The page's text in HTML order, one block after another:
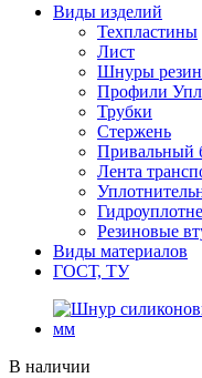
Виды изделий
Техпластины
Лист
Шнуры
Профили
Трубки
Стержень
Привальный
Лента
Резиновые
Виды материалов
ГОСТ, ТУ
В наличии